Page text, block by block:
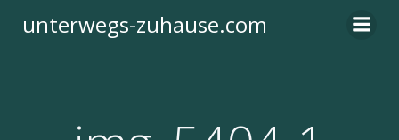
Inhalt
unterwegs-zuhause.com